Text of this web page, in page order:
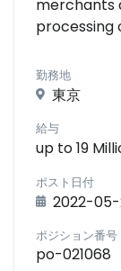
merchants
processing
勤務地
東京
給与
up to 19
ポスト日付
2022-
ポジション番号
po-021068